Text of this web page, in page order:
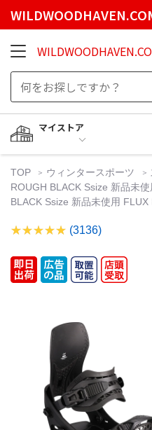
マイストア
TOP ウィンタースポーツ
ROUGH BLACK Ssize 新品未
BLACK Ssize 新品未使用 FLUX
(3136)